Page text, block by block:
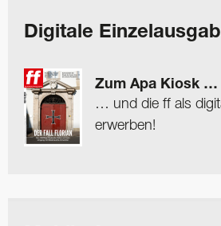
Digitale
Zum Apa Kiosk …
… und die ff als
erwerben!